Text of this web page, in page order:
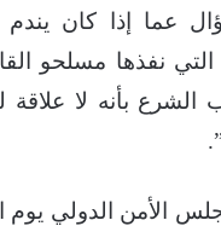
سبتمبر 2001 التي نفذها
الشرع بأنه لا علاقة
الأمن الدولي يوم